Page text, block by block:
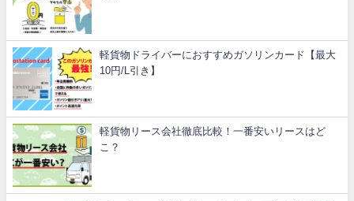
軽貨物ドライバーにおすすめガソリンカード【最大
10円/L引き】
軽貨物リース会社徹底比較！一番安いリースはど
こ？